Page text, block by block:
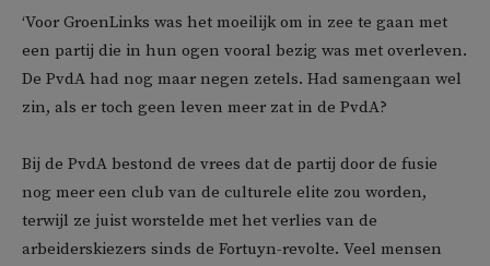
‘Voor GroenLinks was het moeilijk om in zee te gaan met
een partij die in hun ogen vooral bezig was met overleven.
De PvdA had nog maar negen zetels. Had samengaan wel
zin, als er toch geen leven meer zat in de PvdA?
Bij de PvdA bestond de vrees dat de partij door de fusie
nog meer een club van de culturele elite zou worden,
terwijl ze juist worstelde met het verlies van de
arbeiderskiezers sinds de Fortuyn-revolte. Veel mensen